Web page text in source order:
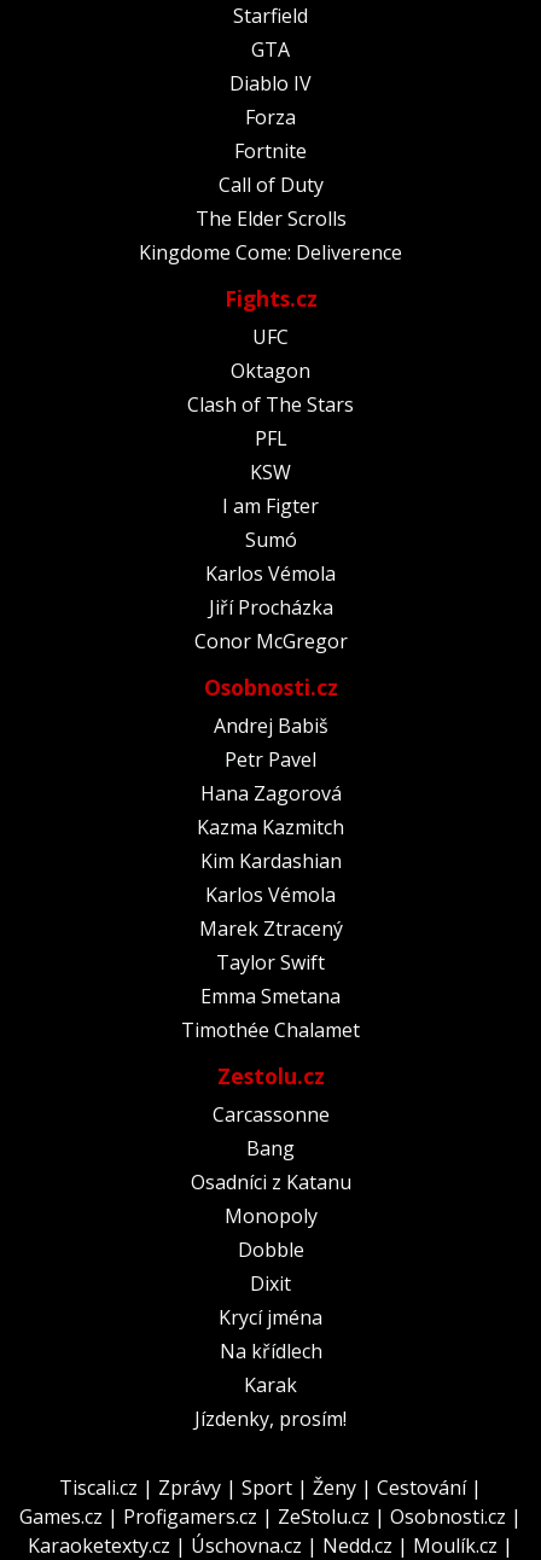
Starfield
GTA
Diablo IV
Forza
Fortnite
Call of Duty
The Elder Scrolls
Kingdome Come: Deliverence
Fights.cz
UFC
Oktagon
Clash of The Stars
PFL
KSW
I am Figter
Sumó
Karlos Vémola
Jiří Procházka
Conor McGregor
Osobnosti.cz
Andrej Babiš
Petr Pavel
Hana Zagorová
Kazma Kazmitch
Kim Kardashian
Karlos Vémola
Marek Ztracený
Taylor Swift
Emma Smetana
Timothée Chalamet
Zestolu.cz
Carcassonne
Bang
Osadníci z Katanu
Monopoly
Dobble
Dixit
Krycí jména
Na křídlech
Karak
Jízdenky, prosím!
Tiscali.cz | Zprávy | Sport | Ženy | Cestování|
Games.cz | Profigamers.cz | ZeStolu.cz | Osobnosti.cz |
Karaoketexty.cz | Úschovna.cz | Nedd.cz | Moulík.cz |